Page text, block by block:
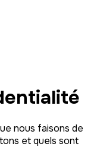
nous faisons de
et quels sont